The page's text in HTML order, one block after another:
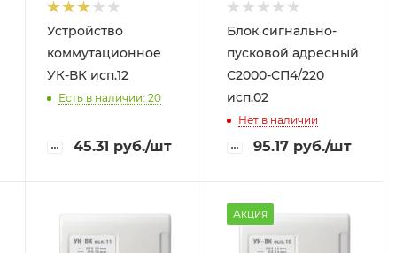
Устройство
коммутационное
УК-ВК исп.12
Есть в наличии: 20
45.31 руб./шт
Блок сигнально-
пусковой адресный
С2000-СП4/220
исп.02
Нет в наличии
95.17руб./шт
Акция